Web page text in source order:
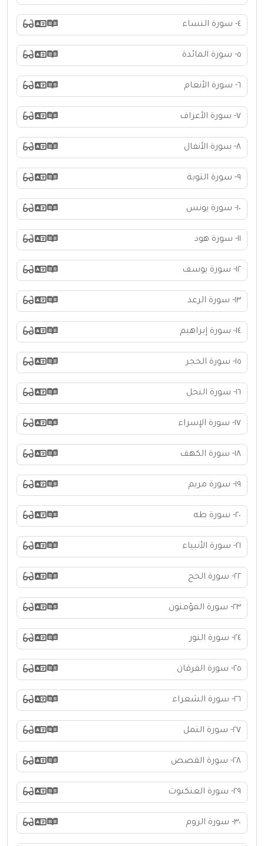
٤- سورة النساء
٥- سورة المائدة
٦- سورة الأنعام
٧- سورة الأعراف
٨- سورة الأنفال
٩- سورة التوبة
١٠- سورة يونس
١١- سورة هود
١٢- سورة يوسف
١٣- سورة الرعد
١٤- سورة إبراهيم
١٥- سورة الحجر
١٦- سورة النحل
١٧- سورة الإسراء
١٨- سورة الكهف
١٩- سورة مريم
٢٠- سورة طه
٢١- سورة الأنبياء
٢٢- سورة الحج
٢٣- سورة المؤمنون
٢٤- سورة النور
٢٥- سورة الفرقان
٢٦- سورة الشعراء
٢٧- سورة النمل
٢٨- سورة القصص
٢٩- سورة العنكبوت
٣٠- سورة الروم